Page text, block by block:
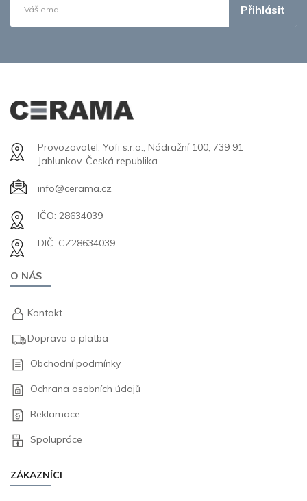
Přihlásit
Provozovatel: Yofi s.r.o., Nádražní 100, 739 91
Jablunkov, Česká republika
info@cerama.cz
IČO: 28634039
DIČ: CZ28634039
O NÁS
Kontakt
Doprava a platba
Obchodní podmínky
Ochrana osobních údajů
Reklamace
Spolupráce
ZÁKAZNÍCI